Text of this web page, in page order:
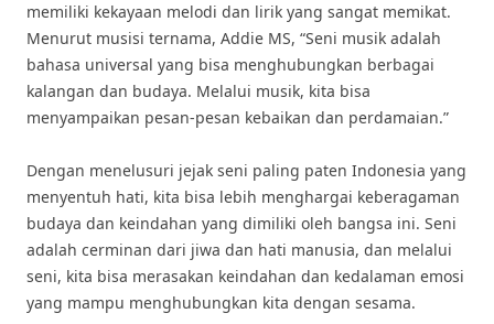
memiliki kekayaan melodi dan lirik yang sangat memikat.
Menurut musisi ternama, Addie MS, “Seni musik adalah
bahasa universal yang bisa menghubungkan berbagai
kalangan dan budaya. Melalui musik, kita bisa
menyampaikan pesan-pesan kebaikan dan perdamaian.”
Dengan menelusuri jejak seni paling paten Indonesia yang
menyentuh hati, kita bisa lebih menghargai keberagaman
budaya dan keindahan yang dimiliki oleh bangsa ini. Seni
adalah cerminan dari jiwa dan hati manusia, dan melalui
seni, kita bisa merasakan keindahan dan kedalaman emosi
yang mampu menghubungkan kita dengan sesama.